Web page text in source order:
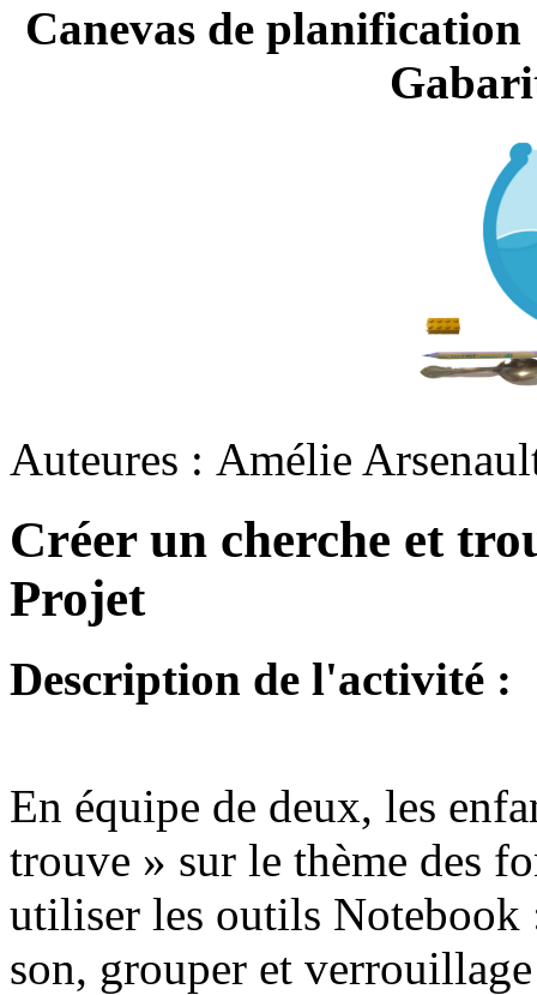
Canevas de
Auteures : Amélie
Créer un cherche et
Projet
Description de l'activité :
En équipe de deux, les
trouve » sur le thème des
utiliser les outils Notebook
son, grouper et